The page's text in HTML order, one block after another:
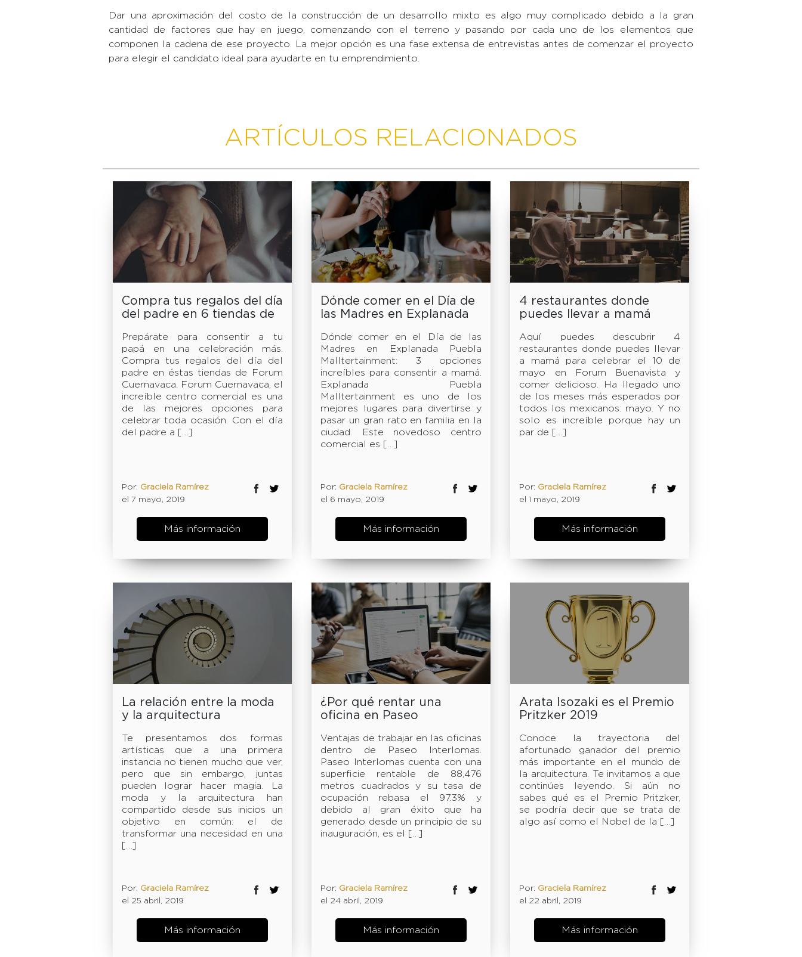
Dar una aproximación del costo de la construcción de un desarrollo mixto es algo muy complicado debido a la gran
cantidad de factores que hay en juego, comenzando con el terreno y pasando por cada uno de los elementos que
componen la cadena de ese proyecto. La mejor opción es una fase extensa de entrevistas antes de comenzar el proyecto
para elegir el candidato ideal para ayudarte en tu emprendimiento.
ARTÍCULOS RELACIONADOS
Compra tus regalos del día
del padre en 6 tiendas de
Prepárate para consentir a tu
papá en una celebración más.
Compra tus regalos del día del
padre en éstas tiendas de Forum
Cuernavaca. Forum Cuernavaca, el
increíble centro comercial es una
de las mejores opciones para
celebrar toda ocasión. Con el día
del padre a […]
Por: Graciela Ramírez
el 7 mayo, 2019
Más información
Dónde comer en el Día de
las Madres en Explanada
Dónde comer en el Día de las
Madres en Explanada Puebla
Malltertainment: 3 opciones
increíbles para consentir a mamá.
Explanada Puebla
Malltertainment es uno de los
mejores lugares para divertirse y
pasar un gran rato en familia en la
ciudad. Este novedoso centro
comercial es […]
Por: Graciela Ramírez
el 6 mayo, 2019
Más información
4 restaurantes donde
puedes llevar a mamá
mayo Forum Buenavista
Aquí puedes descubrir 4
restaurantes donde puedes llevar
a mamá para celebrar el 10 de
mayo en Forum Buenavista y
comer delicioso. Ha llegado uno
de los meses más esperados por
todos los mexicanos: mayo. Y no
solo es increíble porque hay un
par de […]
Por: Graciela Ramírez
el 1 mayo, 2019
Más información
La relación entre la moda
y la arquitectura
Te presentamos dos formas
artísticas que a una primera
instancia no tienen mucho que ver,
pero que sin embargo, juntas
pueden lograr hacer magia. La
moda y la arquitectura han
compartido desde sus inicios un
objetivo en común: el de
transformar una necesidad en una
[…]
Por: Graciela Ramírez
el 25 abril, 2019
Más información
¿Por qué rentar una
oficina en Paseo
Ventajas de trabajar en las oficinas
dentro de Paseo Interlomas.
Paseo Interlomas cuenta con una
superficie rentable de 88,476
metros cuadrados y su tasa de
ocupación rebasa el 97.3% y
debido al gran éxito que ha
generado desde un principio de su
inauguración, es el […]
Por: Graciela Ramírez
el 24 abril, 2019
Más información
Arata Isozaki es el Premio
Pritzker 2019
Conoce la trayectoria del
afortunado ganador del premio
más importante en el mundo de
la arquitectura. Te invitamos a que
continúes leyendo. Si aún no
sabes qué es el Premio Pritzker,
se podría decir que se trata de
algo así como el Nobel de la […]
Por: Graciela Ramírez
el 22 abril, 2019
Más información